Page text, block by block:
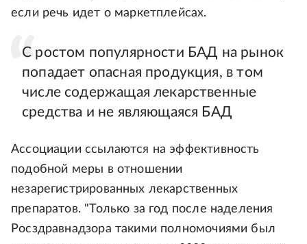
если речь идет о маркетплейсах.
C ростом популярности БАД на рынок
попадает опасная продукция, в том
числе содержащая лекарственные
средства и не являющаяся БАД
Ассоциации ссылаются на эффективность
подобной меры в отношении
незарегистрированных лекарственных
препаратов. "Только за год после наделения
Росздравнадзора такими полномочиями был